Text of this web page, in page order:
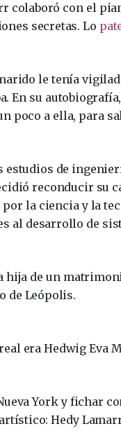
colaboró con el
secretas. Lo
le tenía
En su
poco a ella, para
estudios de
reconducir su
la ciencia y la
al desarrollo de
hija de un
de Leópolis.
era Hedwig Eva
York y fichar
Hedy